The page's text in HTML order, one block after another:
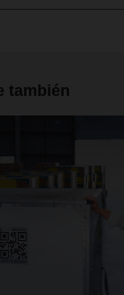
también